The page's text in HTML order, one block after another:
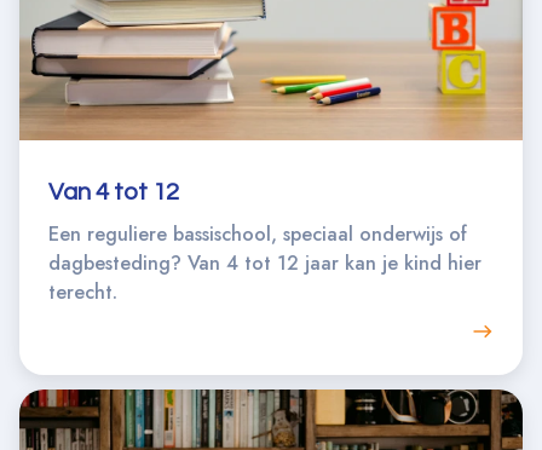
Van 4 tot 12
Een reguliere bassischool, speciaal onderwijs of
dagbesteding? Van 4 tot 12 jaar kan je kind hier
terecht.